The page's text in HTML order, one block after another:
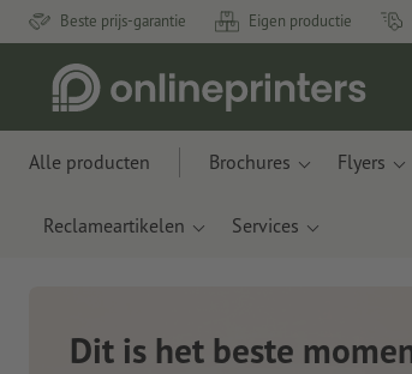
Beste prijs-garantie Eigen productie
Alle producten Brochures Flyers
Reclameartikelen Services
Nieuwe notitieboeken